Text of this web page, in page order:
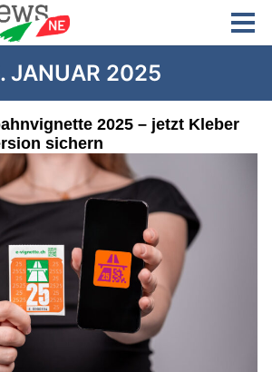
JANUAR 2025
2025 – jetzt Kleber
sichern